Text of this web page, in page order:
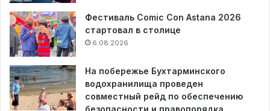
Фестиваль Comic Con Astana 2026
стартовал в столице
6.08.2026
На побережье Бухтарминского
водохранилища проведен
совместный рейд по обеспечению